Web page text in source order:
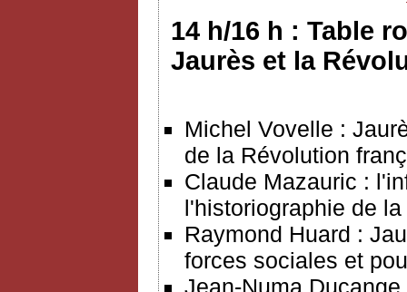
14 h/16 h : Table
Jaurès et la
Michel Vovelle :
de la Révolution
Claude Mazauric :
l'historiographie de
Raymond Huard :
forces sociales et